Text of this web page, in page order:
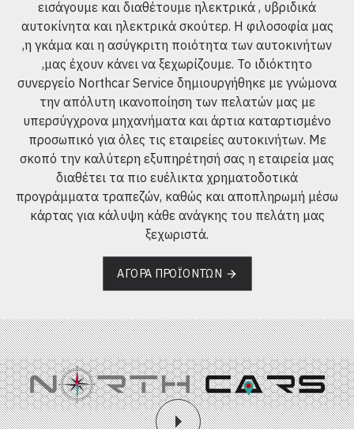
εισάγουμε και διαθέτουμε ηλεκτρικά , υβριδικά
αυτοκίνητα και ηλεκτρικά σκούτερ. Η φιλοσοφία μας
,η γκάμα και η ασύγκριτη ποιότητα των αυτοκινήτων
,μας έχουν κάνει να ξεχωρίζουμε. Το ιδιόκτητο
συνεργείο Νοrthcar Service δημιουργήθηκε με γνώμονα
την απόλυτη ικανοποίηση των πελατών μας με
υπερσύγχρονα μηχανήματα και άρτια καταρτισμένο
προσωπικό για όλες τις εταιρείες αυτοκινήτων. Με
σκοπό την καλύτερη εξυπηρέτησή σας η εταιρεία μας
διαθέτει τα πιο ευέλικτα χρηματοδοτικά
προγράμματα τραπεζών, καθώς και αποπληρωμή μέσω
κάρτας για κάλυψη κάθε ανάγκης του πελάτη μας
ξεχωριστά.
ΑΓΟΡΆ ΠΡΟΪΌΝΤΩΝ